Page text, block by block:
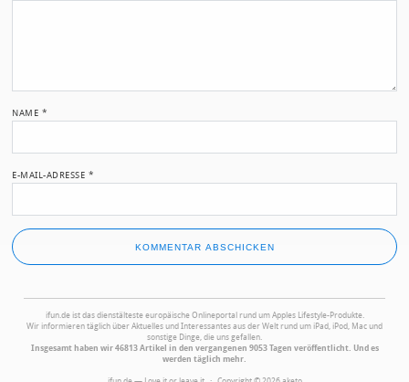
NAME *
E-MAIL-ADRESSE *
ifun.de ist das dienstälteste europäische Onlineportal rund um Apples Lifestyle-Produkte.
Wir informieren täglich über Aktuelles und Interessantes aus der Welt rund um iPad, iPod, Mac und
sonstige Dinge, die uns gefallen.
Insgesamt haben wir 46813 Artikel in den vergangenen 9053 Tagen veröffentlicht. Und es
werden täglich mehr.